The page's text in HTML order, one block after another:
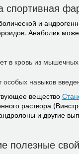
спортивная
и
Анаболик
в кровь из мышечных
навыков
вещество
раствора
и другие
полезные